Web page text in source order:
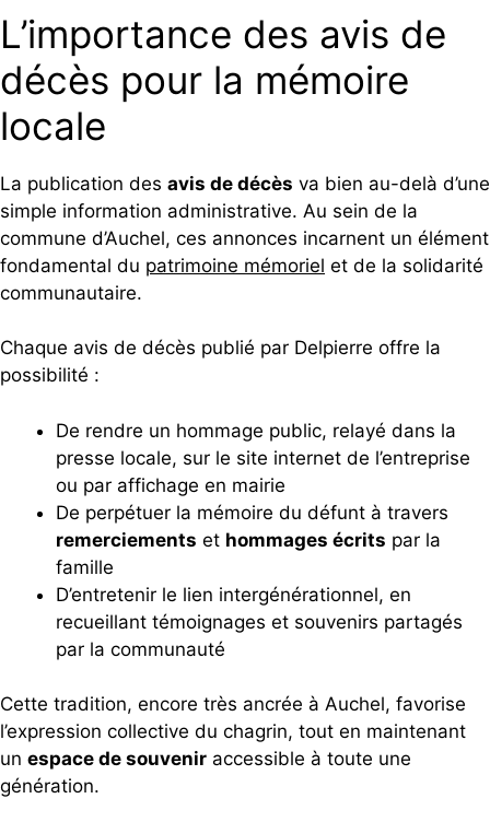
L’importance des avis de
décès pour la mémoire
locale
La publication des avis de décès va bien au-delà d’une
simple information administrative. Au sein de la
commune d’Auchel, ces annonces incarnent un élément
fondamental du patrimoine mémoriel et de la solidarité
communautaire.
Chaque avis de décès publié par Delpierre offre la
possibilité :
De rendre un hommage public, relayé dans la
presse locale, sur le site internet de l’entreprise
ou par affichage en mairie
De perpétuer la mémoire du défunt à travers
remerciements et hommages écrits par la
famille
D’entretenir le lien intergénérationnel, en
recueillant témoignages et souvenirs partagés
par la communauté
Cette tradition, encore très ancrée à Auchel, favorise
l’expression collective du chagrin, tout en maintenant
un espace de souvenir accessible à toute une
génération.